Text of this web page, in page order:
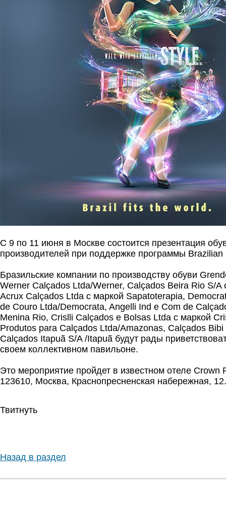
С 9 по 11 июня в Москве состоится презентация
производителей при поддержке программы
Бразильские компании по производству обуви
Werner Calçados Ltda/Werner, Calçados Beira Rio S/A
Acrux Calçados Ltda с маркой Sapatoterapia,
de Couro Ltda/Democrata, Angelli Ind e Com de
Menina Rio, Crislli Calçados e Bolsas Ltda с маркой
Produtos para Calçados Ltda/Amazonas, Calçados
Calçados Itapuã S/A /Itapuã будут рады
своем коллективном павильоне.
Это мероприятие пройдет в известном отеле Crown
123610, Москва, Краснопресненская набережная, 12.
Твитнуть
Назад в раздел